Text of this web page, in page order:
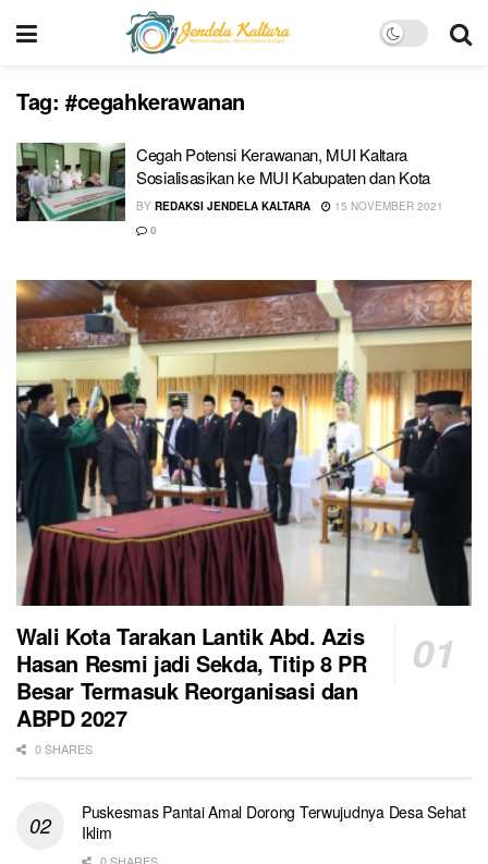
Tag: #cegahkerawanan
Cegah Potensi Kerawanan, MUI Kaltara
Sosialisasikan ke MUI Kabupaten dan Kota
BY REDAKSI JENDELA KALTARA
15 NOVEMBER 2021
0
Wali Kota Tarakan Lantik Abd. Azis
Hasan Resmi jadi Sekda, Titip 8 PR
Besar Termasuk Reorganisasi dan
ABPD 2027
0 SHARES
Puskesmas Pantai Amal Dorong Terwujudnya Desa Sehat
Iklim